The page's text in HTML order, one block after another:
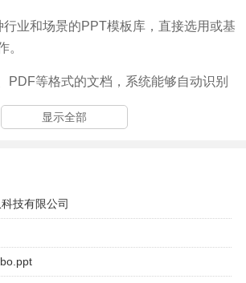
业和场景的PPT模板库，直接选用或基
。
PDF等格式的文档，系统能够自动识别
成PPT初稿。
显示全部
技有限公司